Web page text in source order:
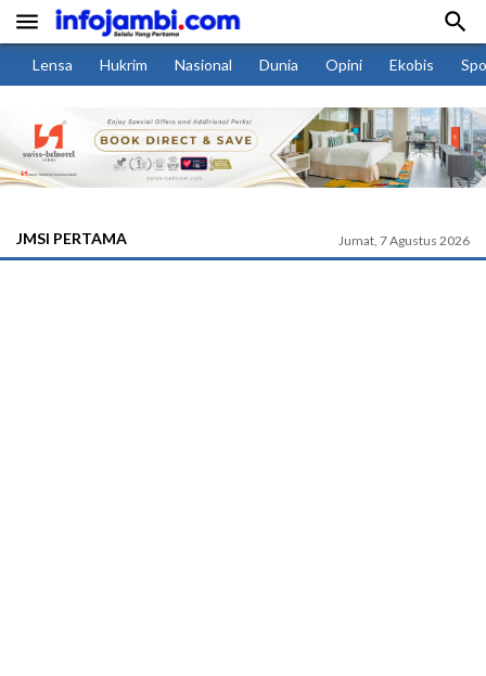
 
Lensa Hukrim Nasional Dunia Opini Ekobis
JMSI PERTAMA Jumat, 7 Agustus 2026